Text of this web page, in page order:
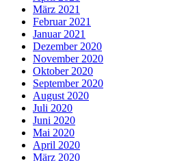
März 2021
Februar 2021
Januar 2021
Dezember 2020
November 2020
Oktober 2020
September 2020
August 2020
Juli 2020
Juni 2020
Mai 2020
April 2020
März 2020